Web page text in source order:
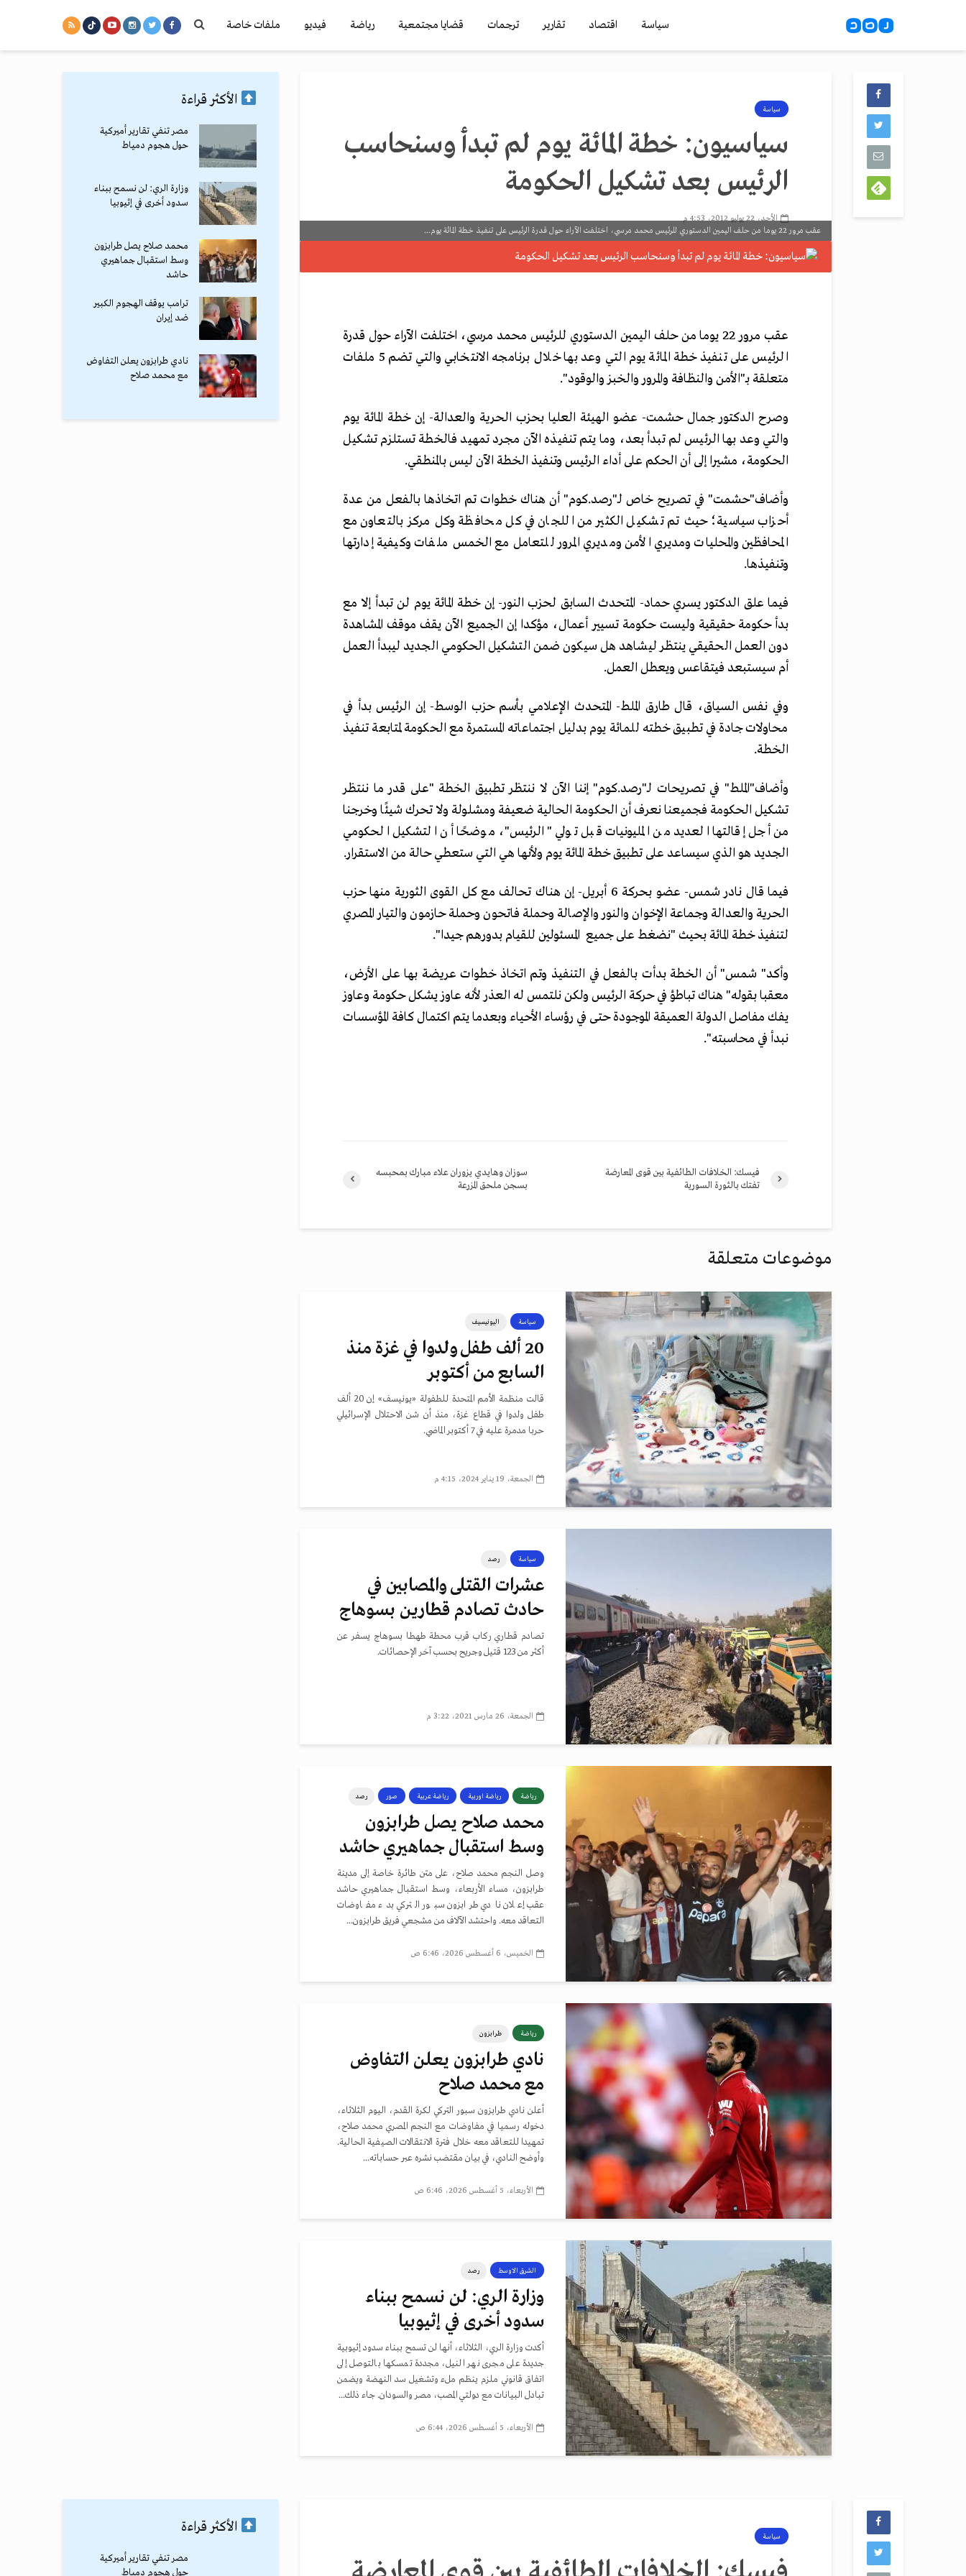
سياسة اقتصاد تقارير ترجمات قضايا مجتمعية رياضة فيديو ملفات خاصة
سياسة
سياسيون: خطة المائة يوم لم تبدأ وسنحاسب
الرئيس بعد تشكيل الحكومة
الأحد، 22 يوليو 2012، 4:53 م
عقب مرور 22 يوما من حلف اليمين الدستوري للرئيس محمد مرسي، اختلفت الآراء حول قدرة الرئيس على تنفيذ خطة المائة يوم...
عقب مرور 22 يوما من حلف اليمين الدستوري للرئيس محمد مرسي، اختلفت الآراء حول قدرة
الرئيس على تنفيذ خطة المائة يوم التي وعد بها خلال برنامجه الانتخابي والتي تضم 5 ملفات
متعلقة بـ"الأمن والنظافة والمرور والخبز والوقود".
وصرح الدكتور جمال حشمت- عضو الهيئة العليا بحزب الحرية والعدالة- إن خطة المائة يوم
والتي وعد بها الرئيس لم تبدأ بعد، وما يتم تنفيذه الآن مجرد تمهيد فالخطة تستلزم تشكيل
الحكومة، مشيرا إلى أن الحكم على أداء الرئيس وتنفيذ الخطة الآن ليس بالمنطقي.
وأضاف"حشمت" في تصريح خاص لـ"رصد.كوم" أن هناك خطوات تم اتخاذها بالفعل من عدة
أحزاب سياسية؛ حيث تم تشكيل الكثير من اللجان في كل محافظة وكل مركز بالتعاون مع
المحافظين والمحليات ومديري الأمن ومديري المرور للتعامل مع الخمس ملفات وكيفية إدارتها
وتنفيذها.
فيما علق الدكتور يسري حماد- المتحدث السابق لحزب النور- إن خطة المائة يوم لن تبدأ إلا مع
بدأ حكومة حقيقية وليست حكومة تسيير أعمال، مؤكدا إن الجميع الآن يقف موقف المشاهدة
دون العمل الحقيقي ينتظر ليشاهد هل سيكون ضمن التشكيل الحكومي الجديد ليبدأ العمل
أم سيستبعد فيتقاعس ويعطل العمل.
وفي نفس السياق، قال طارق الملط- المتحدث الإعلامي بأسم حزب الوسط- إن الرئيس بدأ في
محاولات جادة في تطبيق خطته للمائة يوم بدليل اجتماعاته المستمرة مع الحكومة لمتابعة تنفيذ
الخطة.
وأضاف"الملط" في تصريحات لـ"رصد.كوم" إننا الآن لا ننتظر تطبيق الخطة "على قدر ما ننتظر
تشكيل الحكومة فجميعنا نعرف أن الحكومة الحالية ضعيفة ومشلولة ولا تحرك شيئًا وخرجنا
من أجل إقالتها العديد من المليونيات قبل تولي "الرئيس"، موضحًا أن التشكيل الحكومي
الجديد هو الذي سيساعد على تطبيق خطة المائة يوم ولأنها هي التي ستعطي حالة من الاستقرار.
فيما قال نادر شمس- عضو بحركة 6 أبريل- إن هناك تحالف مع كل القوى الثورية منها حزب
الحرية والعدالة وجماعة الإخوان والنور والإصالة وحملة فاتحون وحملة حازمون والتيار المصري
لتنفيذ خطة المائة بحيث "نضغط على جميع المسئولين للقيام بدورهم جيدا".
وأكد" شمس" أن الخطة بدأت بالفعل في التنفيذ وتم اتخاذ خطوات عريضة بها على الأرض،
معقبا بقوله" هناك تباطؤ في حركة الرئيس ولكن نلتمس له العذر لأنه عاوز يشكل حكومة وعاوز
يفك مفاصل الدولة العميقة الموجودة حتى في رؤساء الأحياء وبعدما يتم اكتمال كافة المؤسسات
نبدأ في محاسبته".
سوزان وهايدي يزوران علاء مبارك بمحبسه
بسجن ملحق المزرعة
فيسك: الخلافات الطائفية بين قوى المعارضة
تفتك بالثورة السورية
موضوعات متعلقة
سياسة اليونيسيف
20 ألف طفل ولدوا في غزة منذ
السابع من أكتوبر
قالت منظمة الأمم المتحدة للطفولة «يونيسف» إن 20 ألف
طفل ولدوا في قطاع غزة، منذ أن شن الاحتلال الإسرائيلي
حربا مدمرة عليه في 7 أكتوبر الماضي.
الجمعة، 19 يناير 2024، 4:15 م
سياسة رصد
عشرات القتلى والمصابين في
حادث تصادم قطارين بسوهاج
تصادم قطاري ركاب قرب محطة طهطا بسوهاج يسفر عن
أكثر من 123 قتيل وجريح بحسب آخر الإحصائات.
الجمعة، 26 مارس 2021، 3:22 م
رياضة رياضة اوربية رياضة عربية صور رصد
محمد صلاح يصل طرابزون
وسط استقبال جماهيري حاشد
وصل النجم محمد صلاح، على متن طائرة خاصة إلى مدينة
طرابزون، مساء الأربعاء، وسط استقبال جماهيري حاشد
عقب إعلان نادي طرابزون سبور التركي بدء مفاوضات
التعاقد معه. واحتشد الآلاف من مشجعي فريق طرابزون...
الخميس، 6 أغسطس 2026، 6:46 ص
رياضة طرابزون
نادي طرابزون يعلن التفاوض
مع محمد صلاح
أعلن نادي طرابزون سبور التركي لكرة القدم، اليوم الثلاثاء،
دخوله رسميا في مفاوضات مع النجم المصري محمد صلاح،
تمهيدا للتعاقد معه خلال فترة الانتقالات الصيفية الحالية.
وأوضح النادي، في بيان مقتضب نشره عبر حساباته...
الأربعاء، 5 أغسطس 2026، 6:46 ص
الشرق الاوسط رصد
وزارة الري: لن نسمح ببناء
سدود أخرى في إثيوبيا
أكدت وزارة الري، الثلاثاء، أنها لن تسمح ببناء سدود إثيوبية
جديدة على مجرى نهر النيل، مجددة تمسكها بالتوصل إلى
اتفاق قانوني ملزم ينظم ملء وتشغيل سد النهضة ويضمن
تبادل البيانات مع دولتي المصب، مصر والسودان. جاء ذلك...
الأربعاء، 5 أغسطس 2026، 6:44 ص
الأكثر قراءة
مصر تنفي تقارير أميركية
حول هجوم دمياط
وزارة الري: لن نسمح ببناء
سدود أخرى في إثيوبيا
محمد صلاح يصل طرابزون
وسط استقبال جماهيري
حاشد
ترامب يوقف الهجوم الكبير
ضد إيران
نادي طرابزون يعلن التفاوض
مع محمد صلاح
سياسة
الأكثر قراءة
مصر تنفي تقارير أميركية
حول هجوم دمياط